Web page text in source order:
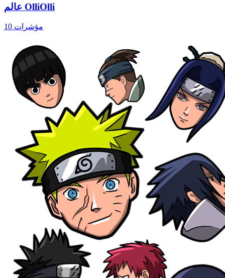
عالم OlliOlli
10 مؤشرات